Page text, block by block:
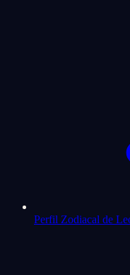
Perfil Zodiacal de